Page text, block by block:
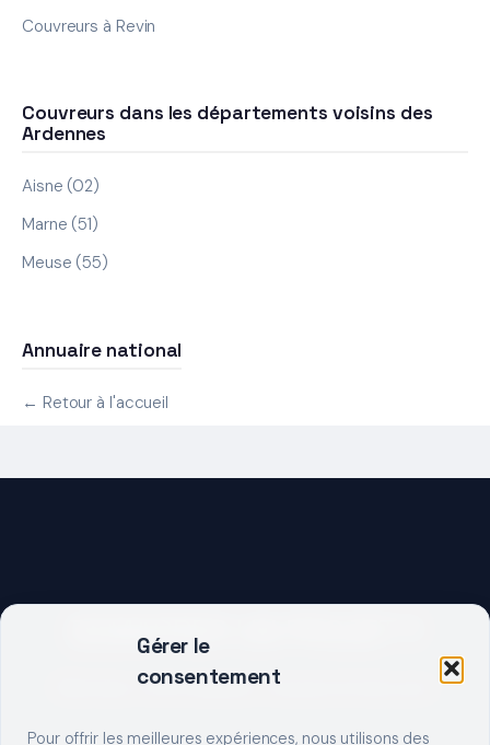
Gérer le
consentement
Pour offrir les meilleures expériences, nous utilisons des
Couvreurs à Revin
Couvreurs dans les départements voisins des
Ardennes
Aisne (02)
Marne (51)
Meuse (55)
Annuaire national
← Retour à l'accueil
DEMARRER UN PROJET ?
Décrivez votre besoin, trouvez le bon pro.